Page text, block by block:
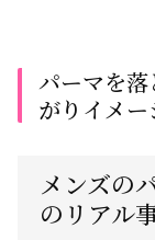
パーマを
がりイメー
メンズの
のリアル